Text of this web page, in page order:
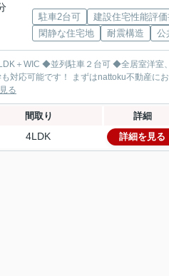
駐車2台可
建設住宅性能評
閑静な住宅地
耐震構造 公
る
間取り 詳細
4LDK 詳細を見る